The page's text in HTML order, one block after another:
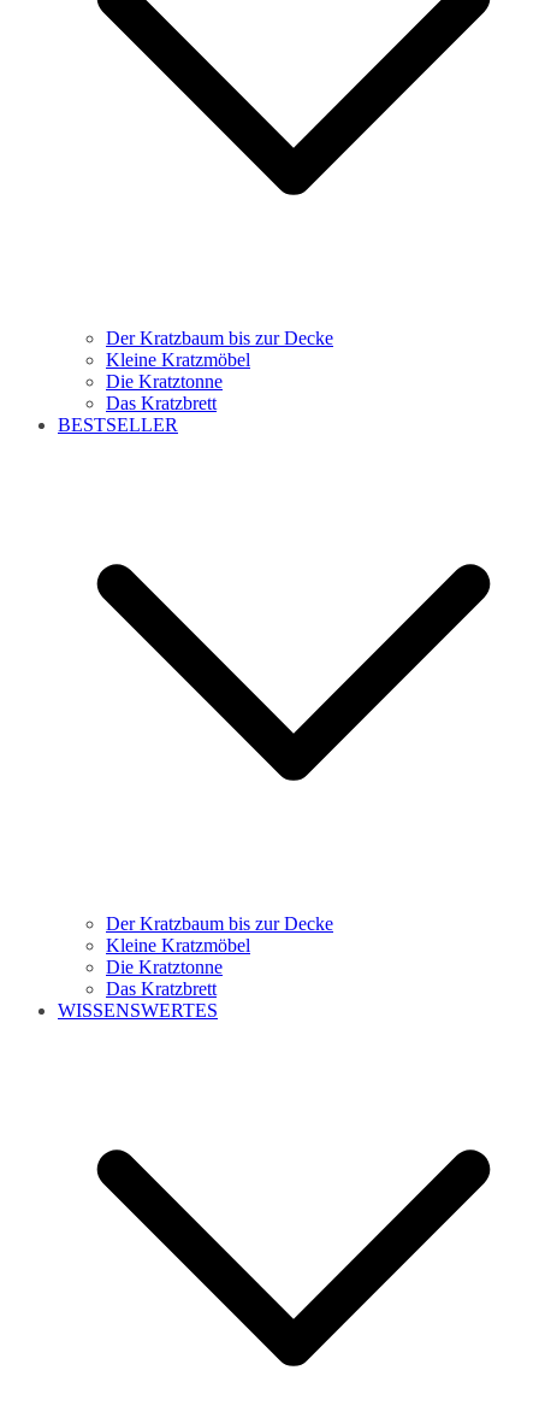
Der Kratzbaum bis zur Decke
Kleine Kratzmöbel
Die Kratztonne
Das Kratzbrett
BESTSELLER
Der Kratzbaum bis zur Decke
Kleine Kratzmöbel
Die Kratztonne
Das Kratzbrett
WISSENSWERTES